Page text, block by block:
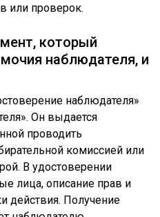
или проверок.
который
наблюдателя, и
наблюдателя»
Он выдается
проводить
комиссией или
В удостоверении
лица, описание прав и
действия. Получение